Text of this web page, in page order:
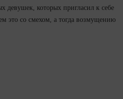
девушек, которых пригласил к себе
это со смехом, а тогда возмущению